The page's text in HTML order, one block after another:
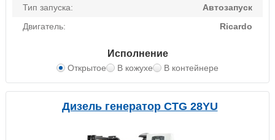
Тип запуска:
Автозапуск
Двигатель:
Ricardo
Исполнение
Открытое В кожухе В контейнере
Дизель генератор CTG 28YU